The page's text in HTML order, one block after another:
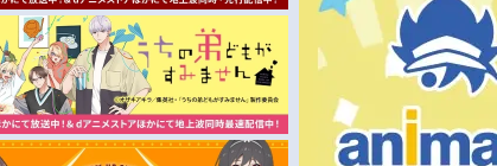
冬アニメ